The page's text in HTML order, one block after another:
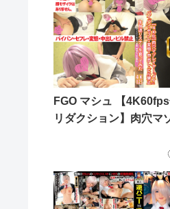
FGO マシュ 【
リダクション】肉穴マ